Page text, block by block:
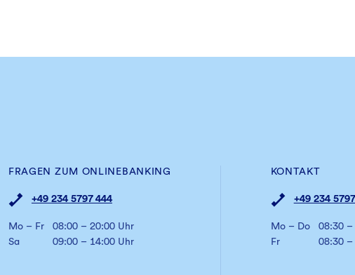
FRAGEN ZUM ONLINEBANKING
+49 234 5797 444
Mo – Fr
08:00 – 20:00 Uhr
Sa
09:00 – 14:00 Uhr
KONTAKT
+49 234
Mo – Do
08:30 –
Fr
08:30 –